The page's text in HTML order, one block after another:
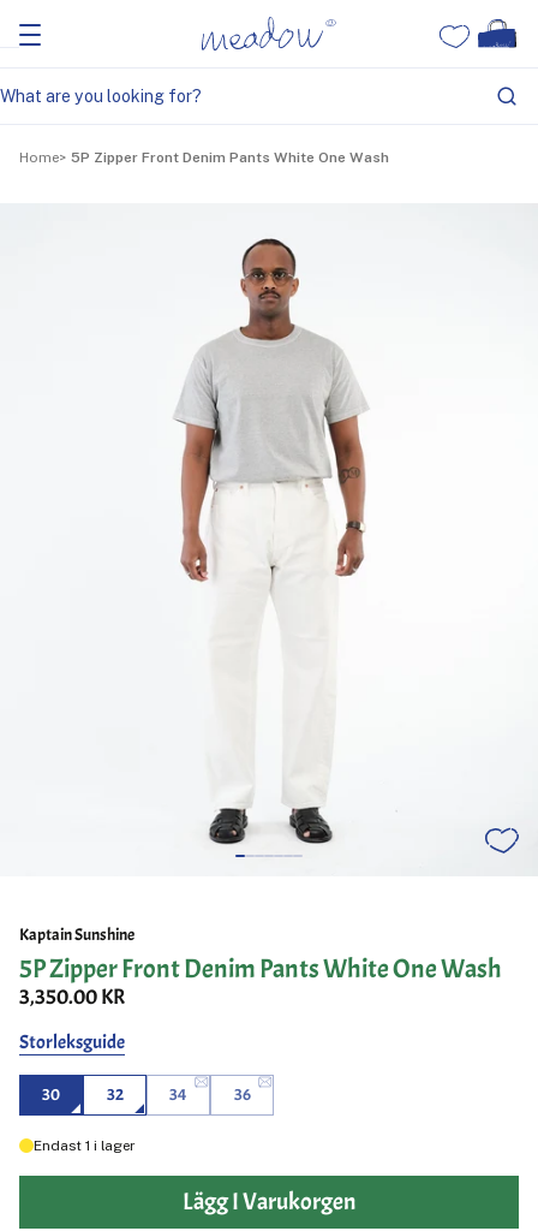
Home 5P Zipper Front Denim Pants White One Wash
Kaptain Sunshine
5P Zipper Front Denim Pants White One Wash
3,350.00 KR
Storleksguide
30 32 34 36
Endast 1 i lager
Lägg I Varukorgen